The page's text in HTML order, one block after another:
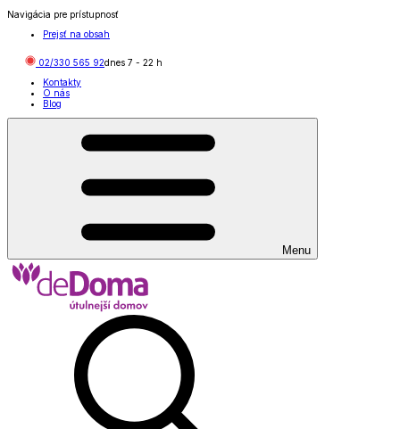
Navigácia pre prístupnosť
Prejsť na obsah
02/330 565 92dnes 7 - 22 h
Kontakty
O nás
Blog
Menu